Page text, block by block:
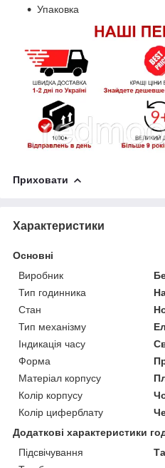
Упаковка
Приховати
Характеристики
Основні
Виробник
Тип годинника
Стан
Тип механізму
Індикація часу
Форма
Матеріал корпусу
Колір корпусу
Колір циферблату
Додаткові характеристики
Підсвічування